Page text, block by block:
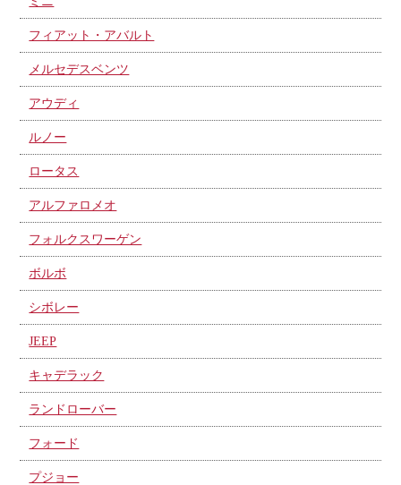
フィアット・アバルト
メルセデスベンツ
アウディ
ルノー
ロータス
アルファロメオ
フォルクスワーゲン
ボルボ
シボレー
JEEP
キャデラック
ランドローバー
フォード
プジョー